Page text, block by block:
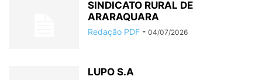
SINDICATO RURAL DE
ARARAQUARA
Redação PDF - 04/07/2026
LUPO S.A